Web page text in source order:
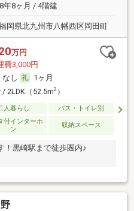
年8ヶ月 / 4階建
岡県北九州市八幡西区岡田町
万円
費3,000円
なし
1ヶ月
/ 2LDK（52.5m2）
人暮らし バス・トイレ別
付インターホ
ン
収納スペース
！黒崎駅まで徒歩圏内♪